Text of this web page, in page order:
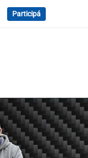
Participá